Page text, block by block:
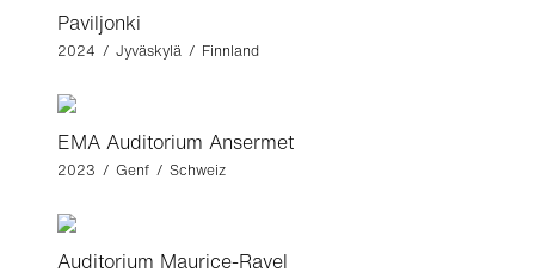
Paviljonki
2024 / Jyväskylä / Finnland
EMA Auditorium Ansermet
2023 / Genf / Schweiz
Auditorium Maurice-Ravel